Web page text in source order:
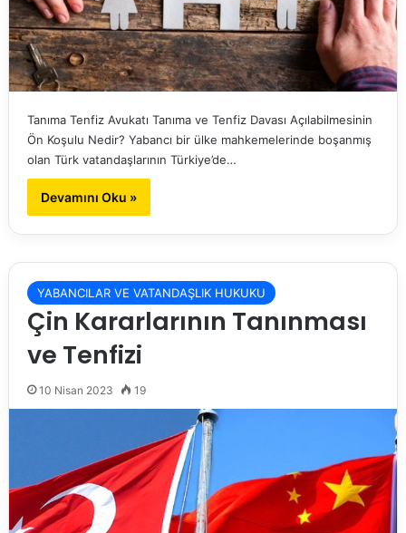
Tanıma Tenfiz Avukatı Tanıma ve Tenfiz Davası Açılabilmesinin
Ön Koşulu Nedir? Yabancı bir ülke mahkemelerinde boşanmış
olan Türk vatandaşlarının Türkiye’de…
Devamını Oku »
YABANCILAR VE VATANDAŞLIK HUKUKU
Çin Kararlarının Tanınması
ve Tenfizi
10 Nisan 2023 19